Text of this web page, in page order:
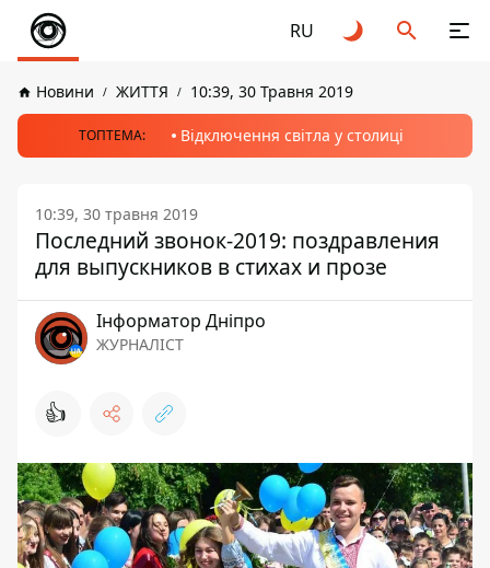
RU
Новини ЖИТТЯ 10:39, 30 Травня 2019
ТОПТЕМА: Відключення світла у столиці
10:39, 30 травня 2019
Последний звонок-2019: поздравления
для выпускников в стихах и прозе
Інформатор Дніпро
ЖУРНАЛІСТ
👍